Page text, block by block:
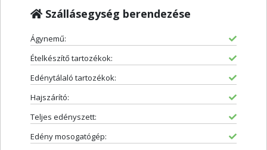
Szállásegység berendezése
Ágynemű:
Ételkészítő tartozékok:
Edénytálaló tartozékok:
Hajszárító:
Teljes edényszett:
Edény mosogatógép: